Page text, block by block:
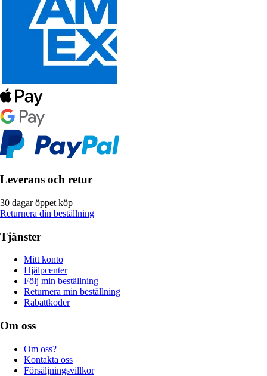
Leverans och retur
30 dagar öppet köp
Returnera din beställning
Tjänster
Mitt konto
Hjälpcenter
Följ min beställning
Returnera min beställning
Rabattkoder
Om oss
Om oss?
Kontakta oss
Försäljningsvillkor